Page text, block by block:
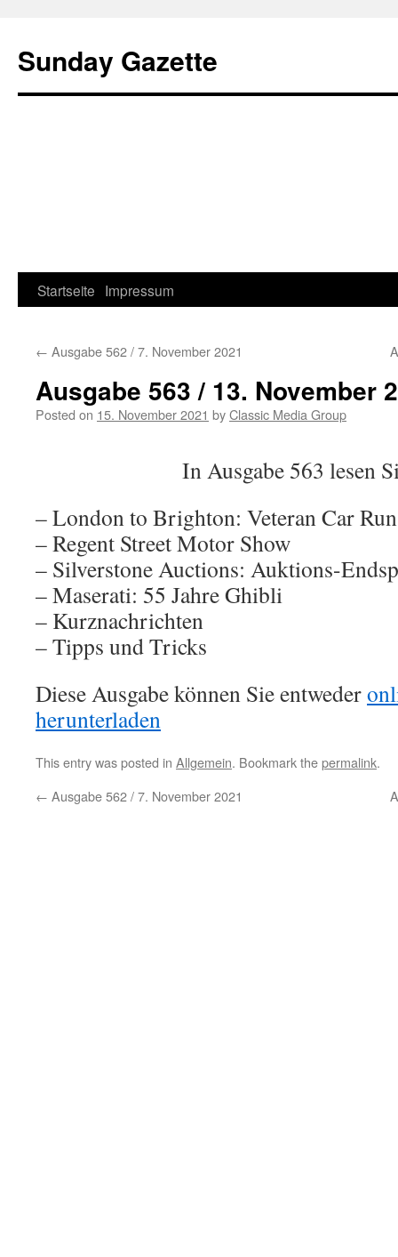
Sunday Gazette
Skip
content
Startseite Impressum
← Ausgabe 562 / 7. November 2021
Ausgabe 563 / 13. November
Posted on 15. November 2021 byClassic Media Group
In Ausgabe 563 lesen
– London to Brighton: Veteran Car
– Regent Street Motor Show
– Silverstone Auctions: Auktions-
– Maserati: 55 Jahre Ghibli
– Kurznachrichten
– Tipps und Tricks
Diese Ausgabe können Sie entweder
herunterladen
This entry was posted in Allgemein. Bookmark thepermalink.
← Ausgabe 562 / 7. November 2021